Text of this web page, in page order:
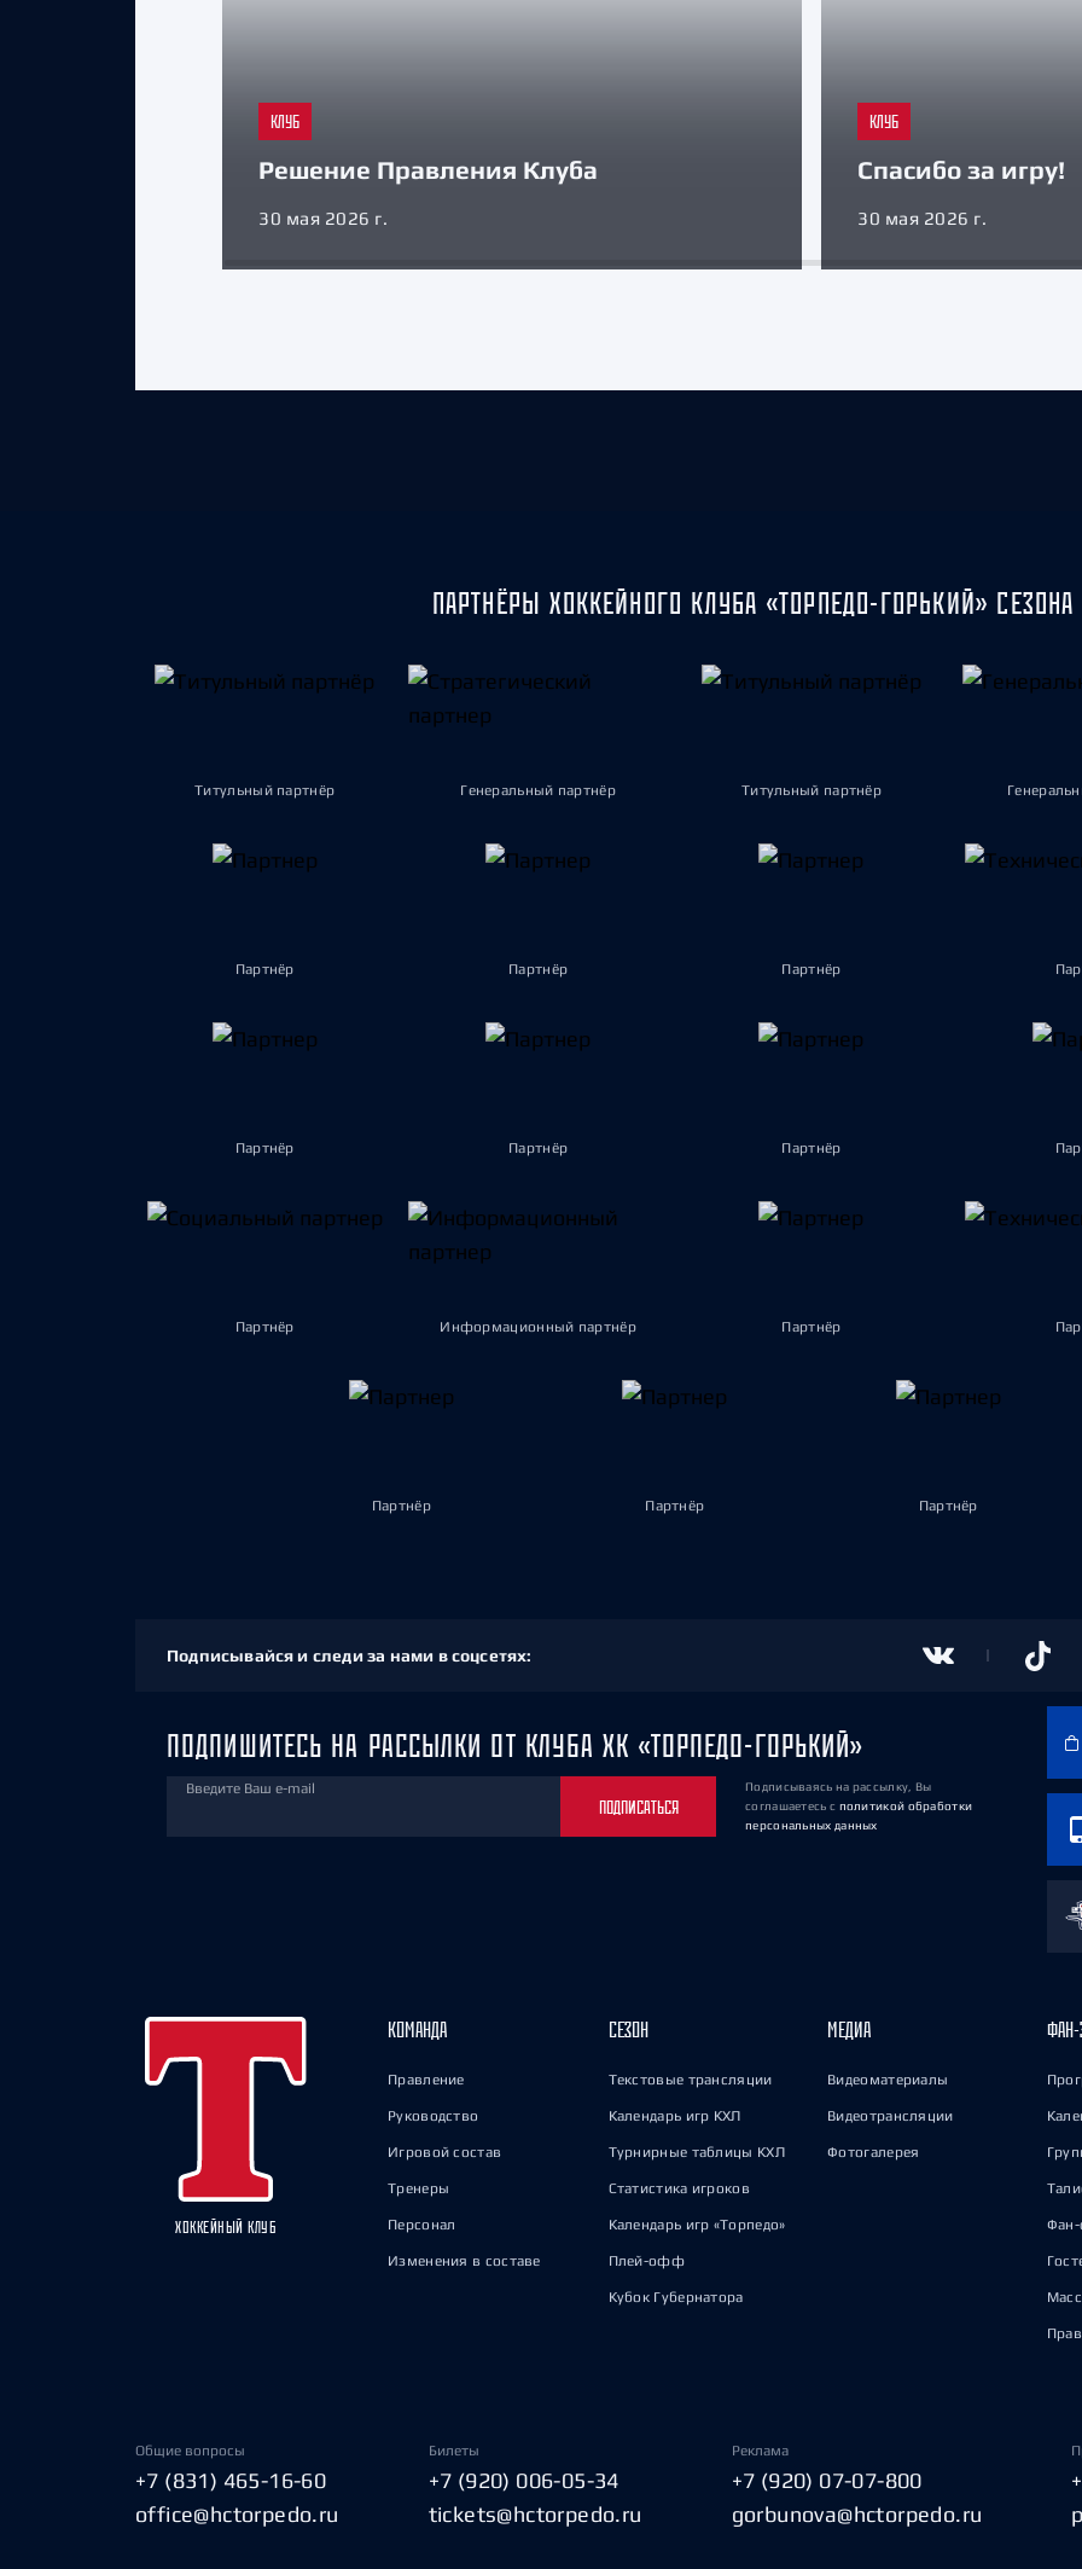
КЛУБ
Решение Правления Клуба
30 мая 2026 г.
КЛУБ
Спасибо за игру!
30 мая 2026 г.
ПАРТНЁРЫ ХОККЕЙНОГО КЛУБА «ТОРПЕДО-ГОРЬКИЙ» СЕЗОНА
Титульный партнёр Генеральный партнёр Титульный партнёр
Партнёр Партнёр Партнёр
Партнёр Партнёр Партнёр
Партнёр Информационный партнёр Партнёр
Партнёр Партнёр Партнёр
Подписывайся и следи за нами в соцсетях:
ПОДПИШИТЕСЬ НА РАССЫЛКИ ОТ КЛУБА ХК «ТОРПЕДО-ГОРЬКИЙ»
Введите Ваш e-mail
ПОДПИСАТЬСЯ
Подписываясь на рассылку, Вы
соглашаетесь с политикой обработки
персональных данных
ХОККЕЙНЫЙ КЛУБ
КОМАНДА
Правление
Руководство
Игровой состав
Тренеры
Персонал
Изменения в составе
СЕЗОН
Текстовые трансляции
Календарь игр КХЛ
Турнирные таблицы КХЛ
Статистика игроков
Календарь игр «Торпедо»
Плей-офф
Кубок Губернатора
МЕДИА
Видеоматериалы
Видеотрансляции
Фотогалерея
ФАН-
Фан-
Общие вопросы
+7 (831) 465-16-60
office@hctorpedo.ru
Билеты
+7 (920) 006-05-34
tickets@hctorpedo.ru
Реклама
+7 (920) 07-07-800
gorbunova@hctorpedo.ru